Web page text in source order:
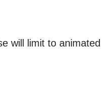
will limit to animated